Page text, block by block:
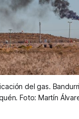
del gas.
Foto: Martín